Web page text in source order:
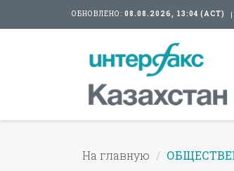
ОБНОВЛЕНО: 08.08.2026, 13:04 (АСТ)
На главную